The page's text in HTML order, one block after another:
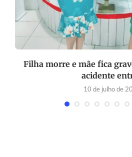
Filha morre e mãe fica
acidente
10 de julho de